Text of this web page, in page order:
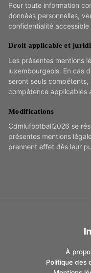
Pour toute information
données personnelles,
confidentialité accessible
Droit applicable et
Les présentes mentions
luxembourgeois. En cas
seront seuls
compétence applicables
Modifications
Cdmlufootball2026 se
présentes mentions
prennent effet dès leur
À
Politique des